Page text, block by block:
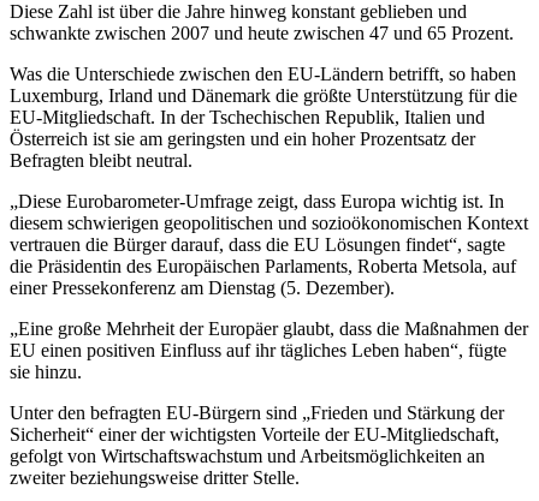
Diese Zahl ist über die Jahre hinweg konstant geblieben und
schwankte zwischen 2007 und heute zwischen 47 und 65 Prozent.
Was die Unterschiede zwischen den EU-Ländern betrifft, so haben
Luxemburg, Irland und Dänemark die größte Unterstützung für die
EU-Mitgliedschaft. In der Tschechischen Republik, Italien und
Österreich ist sie am geringsten und ein hoher Prozentsatz der
Befragten bleibt neutral.
„Diese Eurobarometer-Umfrage zeigt, dass Europa wichtig ist. In
diesem schwierigen geopolitischen und sozioökonomischen Kontext
vertrauen die Bürger darauf, dass die EU Lösungen findet“, sagte
die Präsidentin des Europäischen Parlaments, Roberta Metsola, auf
einer Pressekonferenz am Dienstag (5. Dezember).
„Eine große Mehrheit der Europäer glaubt, dass die Maßnahmen der
EU einen positiven Einfluss auf ihr tägliches Leben haben“, fügte
sie hinzu.
Unter den befragten EU-Bürgern sind „Frieden und Stärkung der
Sicherheit“ einer der wichtigsten Vorteile der EU-Mitgliedschaft,
gefolgt von Wirtschaftswachstum und Arbeitsmöglichkeiten an
zweiter beziehungsweise dritter Stelle.